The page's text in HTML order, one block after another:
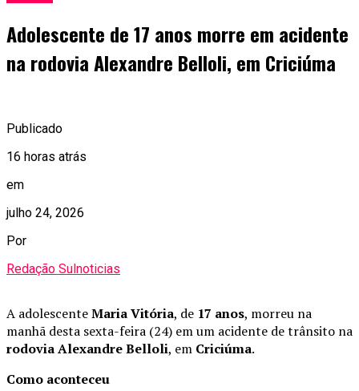
Adolescente de 17 anos morre em acidente
na rodovia Alexandre Belloli, em Criciúma
Publicado
16 horas atrás
em
julho 24, 2026
Por
Redação Sulnoticias
A adolescenteMaria Vitória, de 17 anos, morreu na
manhã desta sexta-feira (24) em um acidente de trânsito na
rodovia Alexandre Belloli, em Criciúma.
Como aconteceu